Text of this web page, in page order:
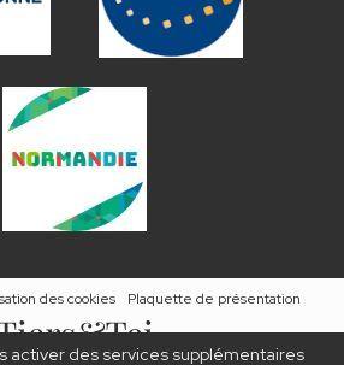
des cookies Plaquette de présentation
© Tous droits réservés.
activer des services supplémentaires